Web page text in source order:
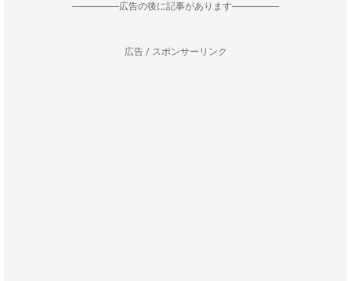
--------------------広告の後に記事があります--------------------
広告 / スポンサーリンク